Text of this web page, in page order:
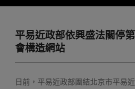
Menu平易近政部依興盛法關停
會構造網站
日前，平易近政部團結北京市平易